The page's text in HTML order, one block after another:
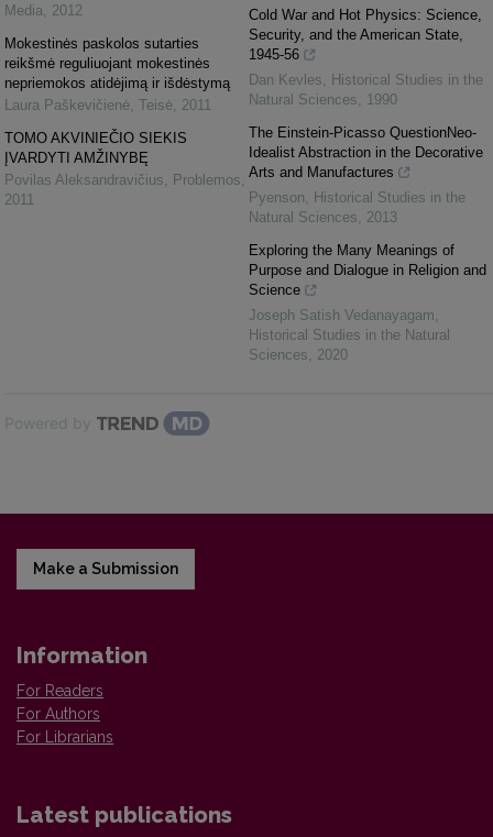
Media, 2012
Mokestinės paskolos sutarties
reikšmė reguliuojant mokestinės
nepriemokos atidėjimą ir išdėstymą
Laura Paškevičienė, Teisė, 2011
TOMO AKVINIEČIO SIEKIS
ĮVARDYTI AMŽINYBĘ
Povilas Aleksandravičius, Problemos,
2011
Cold War and Hot Physics: Science,
Security, and the American State,
1945-56
Dan Kevles, Historical Studies in the
Natural Sciences, 1990
The Einstein-Picasso QuestionNeo-
Idealist Abstraction in the Decorative
Arts and Manufactures
Pyenson, Historical Studies in the
Natural Sciences, 2013
Exploring the Many Meanings of
Purpose and Dialogue in Religion and
Science
Joseph Satish Vedanayagam,
Historical Studies in the Natural
Sciences, 2020
Powered by
Make a Submission
Information
For Readers
For Authors
For Librarians
Latest publications